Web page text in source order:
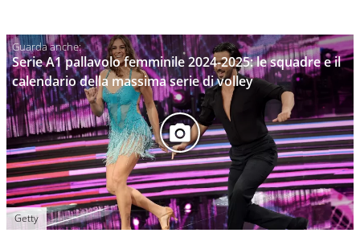
Serie A1 pallavolo femminile 2024-2025: le squadre e il
calendario della massima serie di volley
Getty